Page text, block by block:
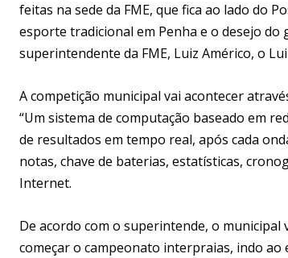
feitas na sede da FME, que fica ao lado do
esporte tradicional em Penha e o desejo do
superintendente da FME, Luiz Américo, o
A competição municipal vai acontecer
“Um sistema de computação baseado em
de resultados em tempo real, após cada
notas, chave de baterias, estatísticas,
Internet.
De acordo com o superintende, o
começar o campeonato interpraias, indo ao